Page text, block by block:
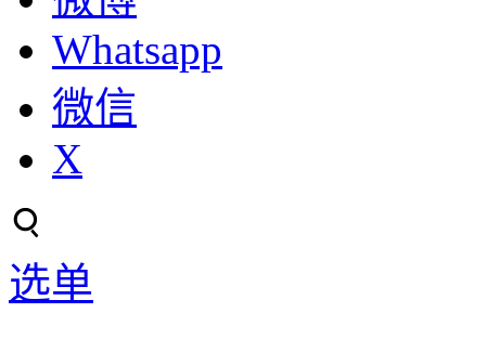
Whatsapp
微信
X
选单